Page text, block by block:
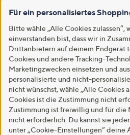
Für ein personalisiertes
Bitte wähle „Alle Cookies zulassen“,
einverstanden bist, dass wir in
Drittanbietern auf deinem Endgerät
Cookies und andere Tracking-
Marketingzwecken einsetzen und
personalisierte und nicht-
nicht wünschst, wähle „Alle Cookies
Cookies ist die Zustimmung nicht
Zustimmung ist freiwillig und für die
nicht erforderlich. Du kannst sie
unter „Cookie-Einstellungen“ deine